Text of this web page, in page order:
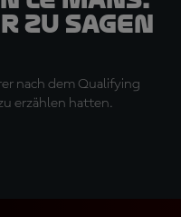
zu sagen
nach dem Qualifying
erzählen hatten.